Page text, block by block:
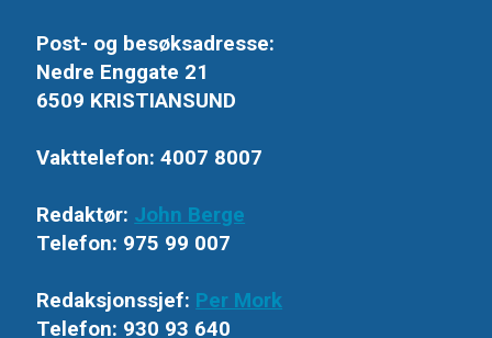
Post- og besøksadresse:
Nedre Enggate 21
6509 KRISTIANSUND
Vakttelefon: 4007 8007
Redaktør: John Berge
Telefon: 975 99 007
Redaksjonssjef: Per Mork
Telefon: 930 93 640